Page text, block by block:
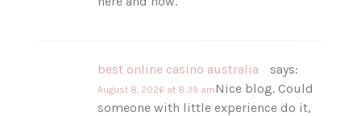
best online casino australia says:
August 8, 2026 at 8:39 amNice blog. Could
someone with little experience do it,